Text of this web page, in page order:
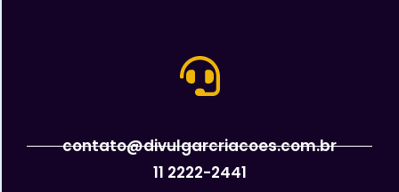
contato@divulgarcriacoes.com.br
11 2222-2441